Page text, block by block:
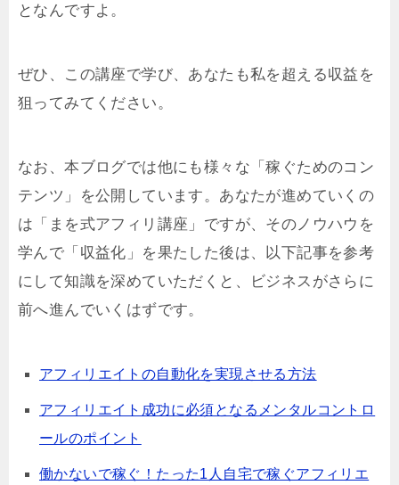
となんですよ。
ぜひ、この講座で学び、あなたも私を超える収益を
狙ってみてください。
なお、本ブログでは他にも様々な「稼ぐためのコン
テンツ」を公開しています。あなたが進めていくの
は「まを式アフィリ講座」ですが、そのノウハウを
学んで「収益化」を果たした後は、以下記事を参考
にして知識を深めていただくと、ビジネスがさらに
前へ進んでいくはずです。
アフィリエイトの自動化を実現させる方法
アフィリエイト成功に必須となるメンタルコントロ
ールのポイント
働かないで稼ぐ！たった1人自宅で稼ぐアフィリエ